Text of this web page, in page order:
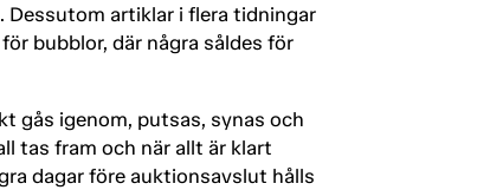
Dessutom artiklar i flera tidningar
bubblor, där några såldes för
gås igenom, putsas, synas och
tas fram och när allt är klart
dagar före auktionsavslut hålls